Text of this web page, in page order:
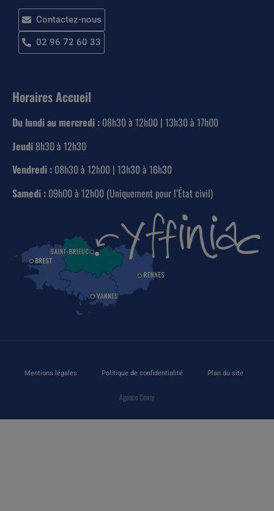
Contactez-nous
02 96 72 60 33
Horaires Accueil
Du lundi au mercredi : 08h30 à 12h00 | 13h30 à 17h00
Jeudi 8h30 à 12h30
Vendredi : 08h30 à 12h00 | 13h30 à 16h30
Samedi : 09h00 à 12h00 (Uniquement pour l’État civil)
Mentions légales Politique de confidentialité Plan du site
Agence Ceasy